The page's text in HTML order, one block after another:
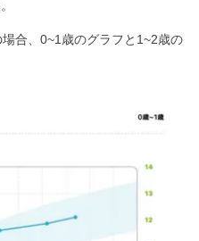
合、0~1歳のグラフと1~2歳の